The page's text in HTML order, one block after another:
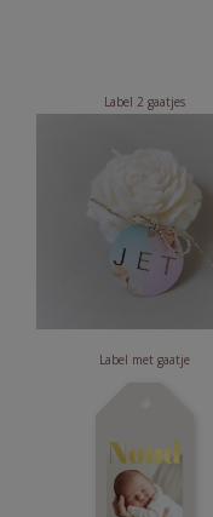
Label 2 gaatjes
Label met gaatje